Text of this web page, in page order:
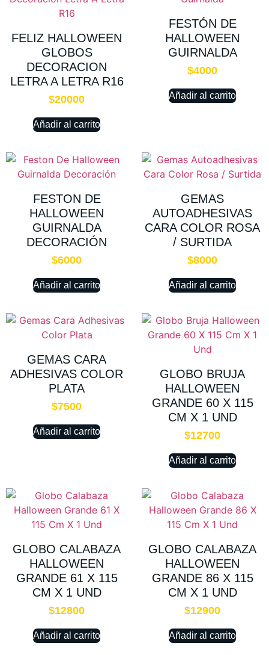
FELIZ HALLOWEEN
GLOBOS
DECORACION
LETRA A LETRA R16
$20000
Añadir al carrito
FESTÓN DE
HALLOWEEN
GUIRNALDA
$4000
Añadir al carrito
FESTON DE
HALLOWEEN
GUIRNALDA
DECORACIÓN
$6000
Añadir al carrito
GEMAS
AUTOADHESIVAS
CARA COLOR ROSA
/ SURTIDA
$8000
Añadir al carrito
GEMAS CARA
ADHESIVAS COLOR
PLATA
$7500
Añadir al carrito
GLOBO BRUJA
HALLOWEEN
GRANDE 60 X 115
CM X 1 UND
$12700
Añadir al carrito
GLOBO CALABAZA
HALLOWEEN
GRANDE 61 X 115
CM X 1 UND
$12800
Añadir al carrito
GLOBO CALABAZA
HALLOWEEN
GRANDE 86 X 115
CM X 1 UND
$12900
Añadir al carrito